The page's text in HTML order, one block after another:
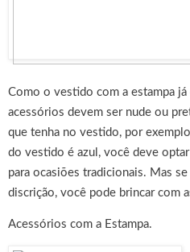
Como o vestido com a estampa já
acessórios devem ser nude ou
que tenha no vestido, por
do vestido é azul, você deve
para ocasiões tradicionais. Mas
discrição, você pode brincar com
Acessórios com a Estampa.